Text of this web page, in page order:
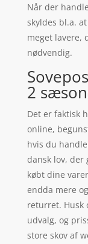
Når der
skyldes bl.a.
meget lavere,
nødvendig.
2
Det er faktisk
online,
hvis du
dansk lov, der
købt dine
endda mere
returret. Husk
udvalg, og
store skov af